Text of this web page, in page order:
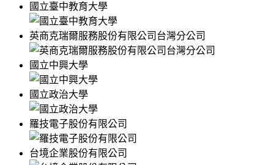
國立臺中教育大學
英商克瑞爾服務股份有限公司台灣分公司
國立中興大學
國立政治大學
羅技電子股份有限公司
台境企業股份有限公司